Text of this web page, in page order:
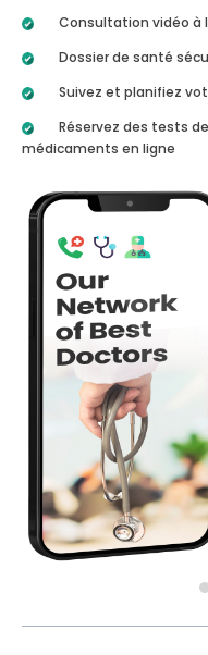
Consultation vidéo à
Dossier de santé
Suivez et planifiez
Réservez des tests
médicaments en ligne